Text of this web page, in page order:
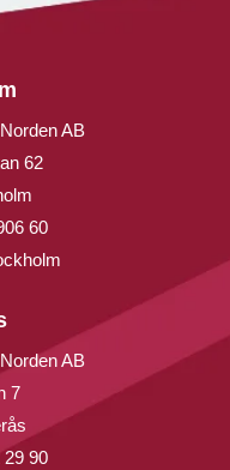
AB
62
60
AB
7
29 90